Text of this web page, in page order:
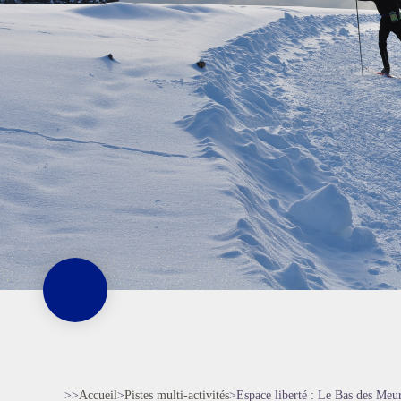
>>Accueil>Pistes multi-activités>Espace liberté : Le Bas des